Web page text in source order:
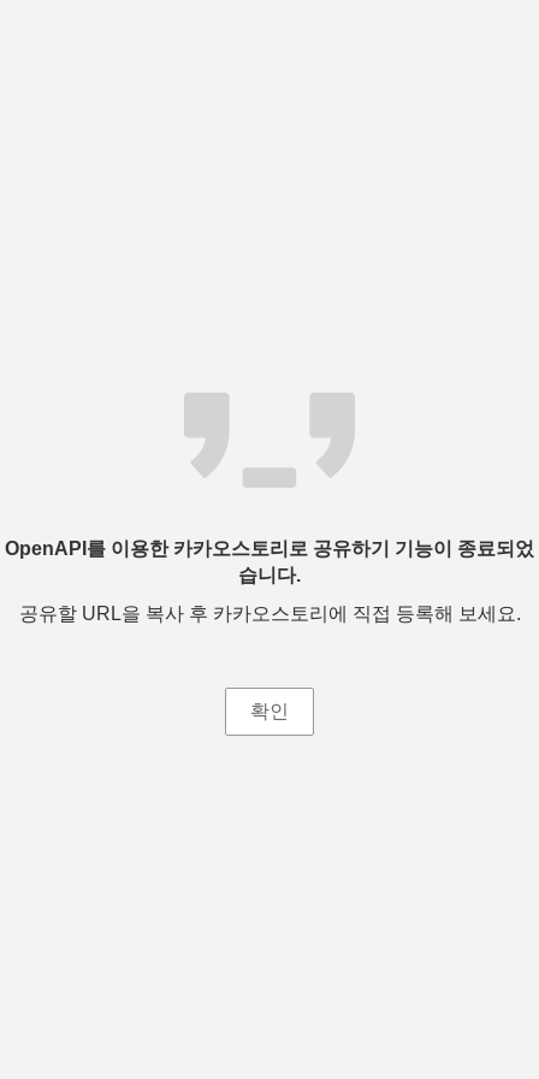
OpenAPI를 이용한 카카오스토리로 공유하기 기능이 종료되었
습니다.
공유할 URL을 복사 후 카카오스토리에 직접 등록해 보세요.
확인